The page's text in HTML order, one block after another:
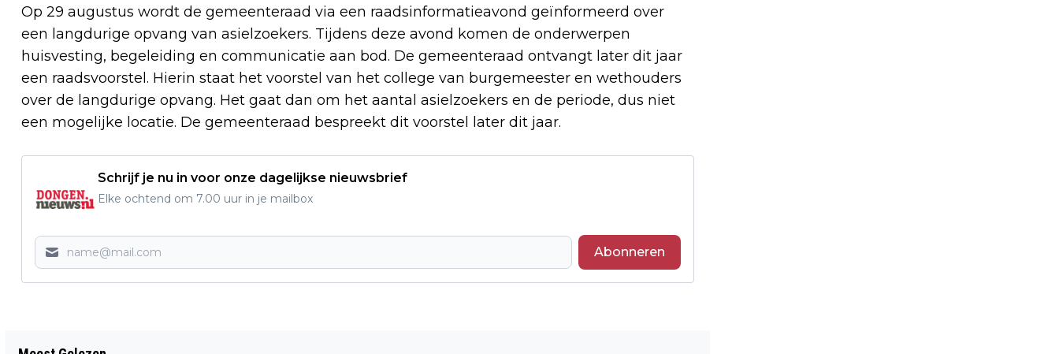
Op 29 augustus wordt de gemeenteraad via een raadsinformatieavond geïnformeerd over
een langdurige opvang van asielzoekers. Tijdens deze avond komen de onderwerpen
huisvesting, begeleiding en communicatie aan bod. De gemeenteraad ontvangt later dit jaar
een raadsvoorstel. Hierin staat het voorstel van het college van burgemeester en wethouders
over de langdurige opvang. Het gaat dan om het aantal asielzoekers en de periode, dus niet
een mogelijke locatie. De gemeenteraad bespreekt dit voorstel later dit jaar.
Schrijf je nu in voor onze dagelijkse nieuwsbrief
Elke ochtend om 7.00 uur in je mailbox
Abonneren